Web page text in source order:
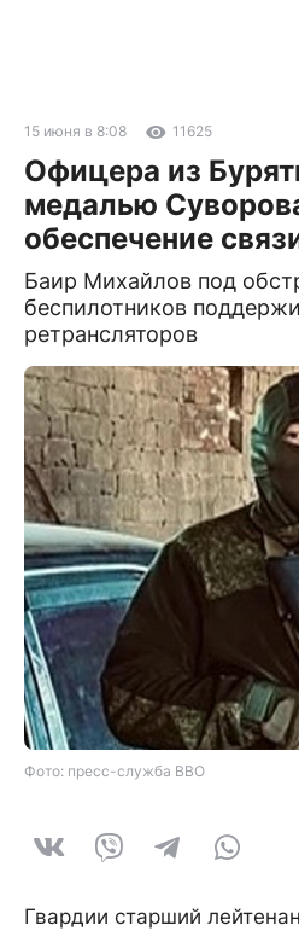
15 июня в 8:08 11625
Офицера из
медалью
обеспечение
Баир Михайлов под
беспилотников
ретрансляторов
Фото: пресс-служба ВВО
Гвардии старший